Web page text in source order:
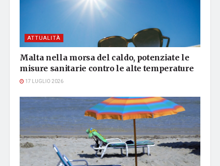
ATTUALITÀ
Malta nella morsa del caldo, potenziate le
misure sanitarie contro le alte temperature
17 LUGLIO 2026